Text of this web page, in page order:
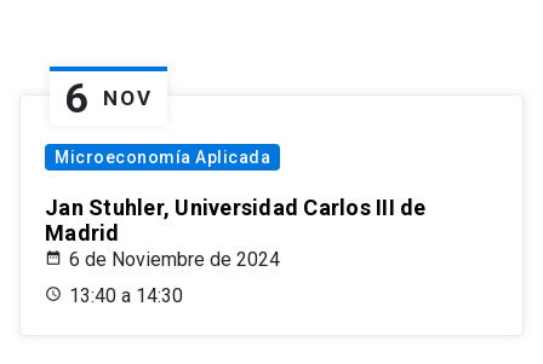
6 NOV
Microeconomía Aplicada
Jan Stuhler, Universidad Carlos III de
Madrid
6 de Noviembre de 2024
13:40 a 14:30